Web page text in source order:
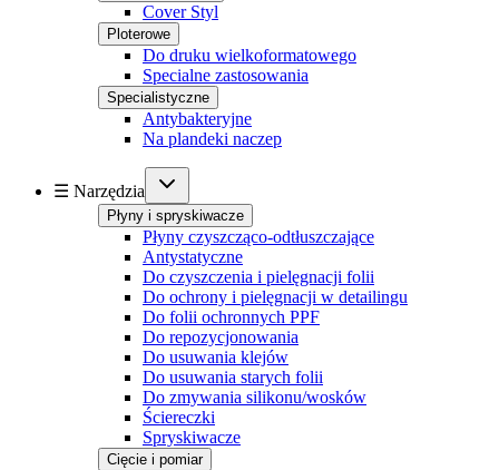
Cover Styl
Ploterowe
Do druku wielkoformatowego
Specialne zastosowania
Specialistyczne
Antybakteryjne
Na plandeki naczep
☰ Narzędzia
Płyny i spryskiwacze
Płyny czyszcząco-odtłuszczające
Antystatyczne
Do czyszczenia i pielęgnacji folii
Do ochrony i pielęgnacji w detailingu
Do folii ochronnych PPF
Do repozycjonowania
Do usuwania klejów
Do usuwania starych folii
Do zmywania silikonu/wosków
Ściereczki
Spryskiwacze
Cięcie i pomiar